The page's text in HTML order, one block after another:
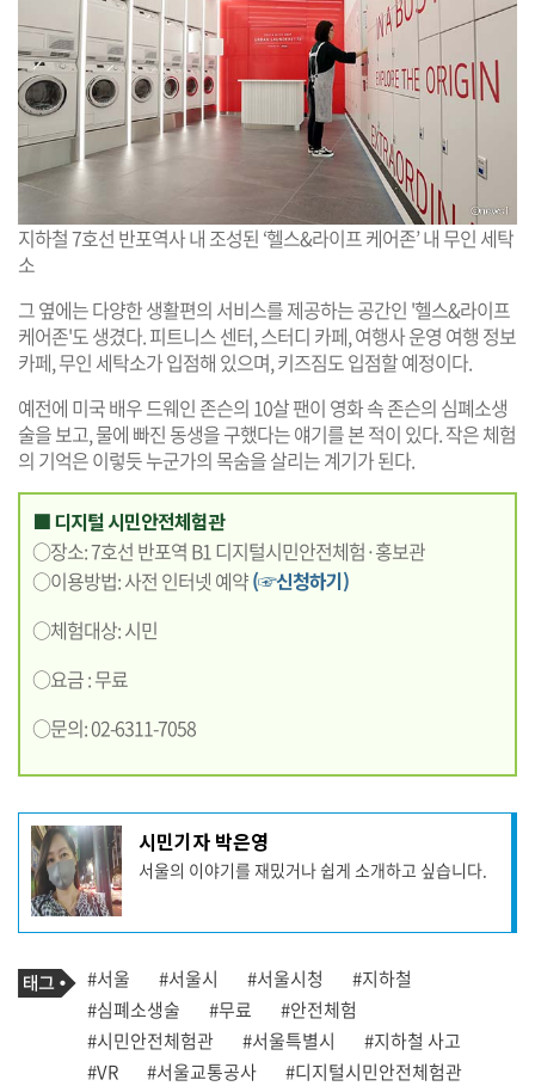
지하철 7호선 반포역사 내 조성된 ‘헬스&라이프 케어존’ 내 무인 세탁
소
그 옆에는 다양한 생활편의 서비스를 제공하는 공간인 '헬스&라이프
케어존'도 생겼다. 피트니스 센터, 스터디 카페, 여행사 운영 여행 정보
카페, 무인 세탁소가 입점해 있으며, 키즈짐도 입점할 예정이다.
예전에 미국 배우 드웨인 존슨의 10살 팬이 영화 속 존슨의 심폐소생
술을 보고, 물에 빠진 동생을 구했다는 얘기를 본 적이 있다. 작은 체험
의 기억은 이렇듯 누군가의 목숨을 살리는 계기가 된다.
■ 디지털 시민안전체험관
○장소: 7호선 반포역 B1 디지털시민안전체험·홍보관
○이용방법: 사전 인터넷 예약(☞신청하기)
○체험대상: 시민
○요금 : 무료
○문의: 02-6311-7058
기
사
작
성
자
프
필
시민기자 박은영
서울의 이야기를 재밌거나 쉽게 소개하고 싶습니다.
기
사
관
련
태
그
태
그
#서울 #서울시 #서울시청
#지하철
#심폐소생술
#무료
#안전체험
#시민안전체험관
#서울특별시
#지하철 사고
#VR
#서울교통공사 #디지털시민안전체험관